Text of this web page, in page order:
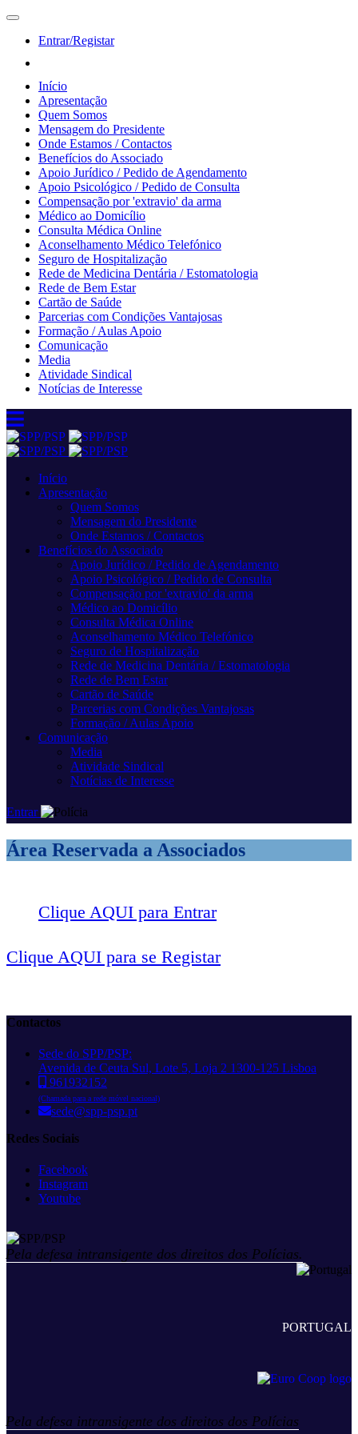
Entrar/Registar
Início
Apresentação
Quem Somos
Mensagem do Presidente
Onde Estamos / Contactos
Benefícios do Associado
Apoio Jurídico / Pedido de Agendamento
Apoio Psicológico / Pedido de Consulta
Compensação por 'extravio' da arma
Médico ao Domicílio
Consulta Médica Online
Aconselhamento Médico Telefónico
Seguro de Hospitalização
Rede de Medicina Dentária / Estomatologia
Rede de Bem Estar
Cartão de Saúde
Parcerias com Condições Vantajosas
Formação / Aulas Apoio
Comunicação
Media
Atividade Sindical
Notícias de Interesse
Início
Apresentação
Quem Somos
Mensagem do Presidente
Onde Estamos / Contactos
Benefícios do Associado
Apoio Jurídico / Pedido de Agendamento
Apoio Psicológico / Pedido de Consulta
Compensação por 'extravio' da arma
Médico ao Domicílio
Consulta Médica Online
Aconselhamento Médico Telefónico
Seguro de Hospitalização
Rede de Medicina Dentária / Estomatologia
Rede de Bem Estar
Cartão de Saúde
Parcerias com Condições Vantajosas
Formação / Aulas Apoio
Comunicação
Media
Atividade Sindical
Notícias de Interesse
Entrar
Área Reservada a Associados
Clique AQUI para Entrar
Clique AQUI para se Registar
Contactos
Sede do SPP/PSP:
Avenida de Ceuta Sul, Lote 5, Loja 2 1300-125 Lisboa
961932152
(Chamada para a rede móvel nacional)
sede@spp-psp.pt
Redes Sociais
Facebook
Instagram
Youtube
Pela defesa intransigente dos direitos dos Polícias.
PORTUGAL
Pela defesa intransigente dos direitos dos Polícias